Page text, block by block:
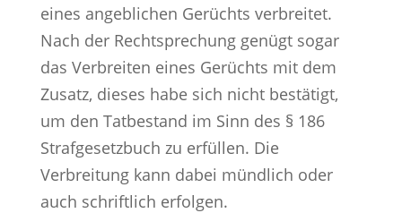
eines angeblichen Gerüchts verbreitet.
Nach der Rechtsprechung genügt sogar
das Verbreiten eines Gerüchts mit dem
Zusatz, dieses habe sich nicht bestätigt,
um den Tatbestand im Sinn des § 186
Strafgesetzbuch zu erfüllen. Die
Verbreitung kann dabei mündlich oder
auch schriftlich erfolgen.